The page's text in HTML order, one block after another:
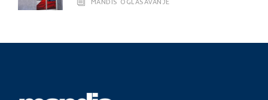
MANDIS OGLASAVANJE